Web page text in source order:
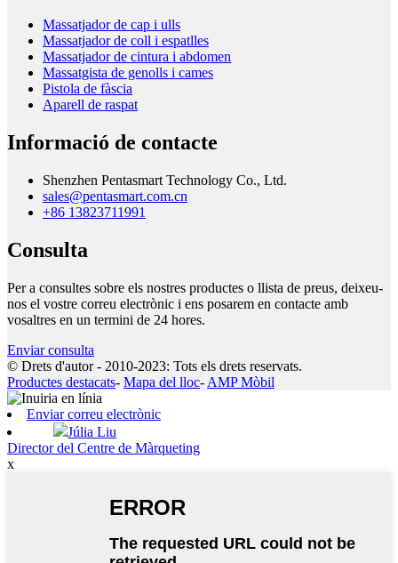
Massatjador de cap i ulls
Massatjador de coll i espatlles
Massatjador de cintura i abdomen
Massatgista de genolls i cames
Pistola de fàscia
Aparell de raspat
Informació de contacte
Shenzhen Pentasmart Technology Co., Ltd.
sales@pentasmart.com.cn
+86 13823711991
Consulta
Per a consultes sobre els nostres productes o llista de preus, deixeu-
nos el vostre correu electrònic i ens posarem en contacte amb
vosaltres en un termini de 24 hores.
Enviar consulta
© Drets d'autor - 2010-2023: Tots els drets reservats.
Productes destacats- Mapa del lloc- AMP Mòbil
Enviar correu electrònic
Júlia Liu
Director del Centre de Màrqueting
x